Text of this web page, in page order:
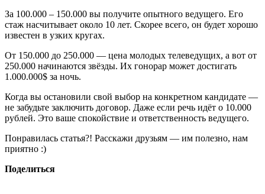
За 100.000 – 150.000 вы получите опытного ведущего. Его
стаж насчитывает около 10 лет. Скорее всего, он будет хорошо
известен в узких кругах.
От 150.000 до 250.000 — цена молодых телеведущих, а вот от
250.000 начинаются звёзды. Их гонорар может достигать
1.000.000$ за ночь.
Когда вы остановили свой выбор на конкретном кандидате —
не забудьте заключить договор. Даже если речь идёт о 10.000
рублей. Это ваше спокойствие и ответственность ведущего.
Понравилась статья?! Расскажи друзьям — им полезно, нам
приятно :)
Поделиться